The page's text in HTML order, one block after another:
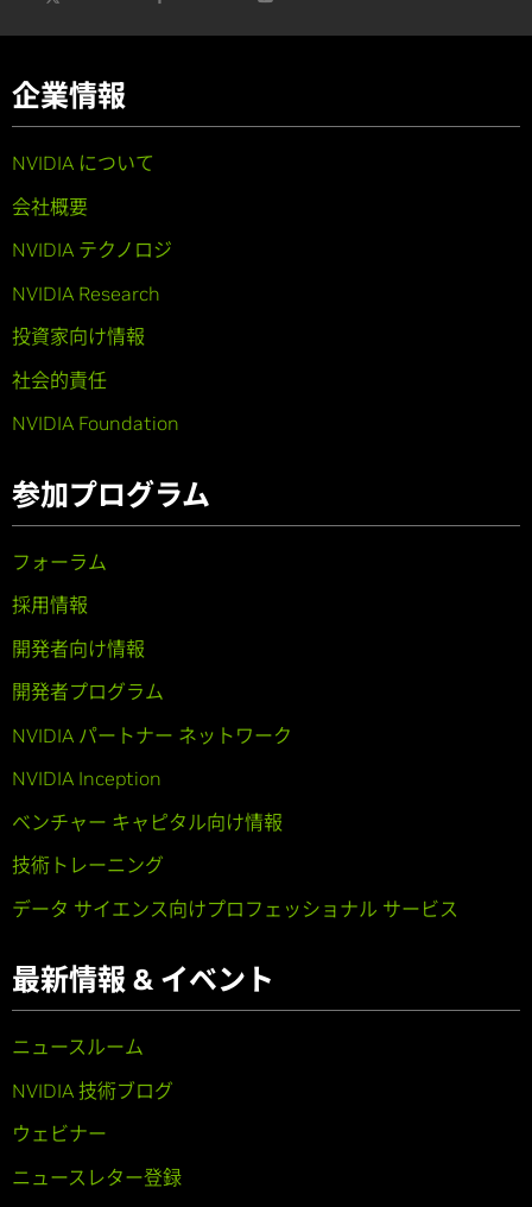
企業情報
NVIDIA について
会社概要
NVIDIA テクノロジ
NVIDIA Research
投資家向け情報
社会的責任
NVIDIA Foundation
参加プログラム
フォーラム
採用情報
開発者向け情報
開発者プログラム
NVIDIA パートナー ネットワーク
NVIDIA Inception
ベンチャー キャピタル向け情報
技術トレーニング
データ サイエンス向けプロフェッショナル サービス
最新情報 & イベント
ニュースルーム
NVIDIA 技術ブログ
ウェビナー
ニュースレター登録